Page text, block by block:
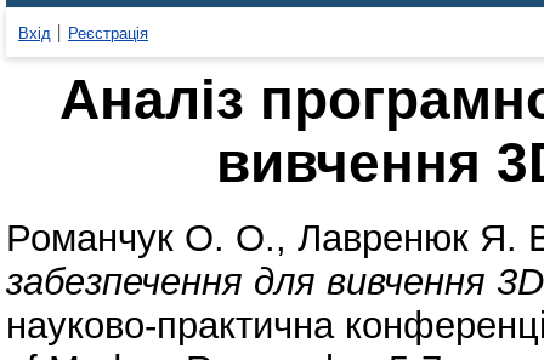
Вхід Реєстрація
Аналіз
вивчення
Романчук О. О., Лавренюк Я.
забезпечення для вивчення
науково-практична